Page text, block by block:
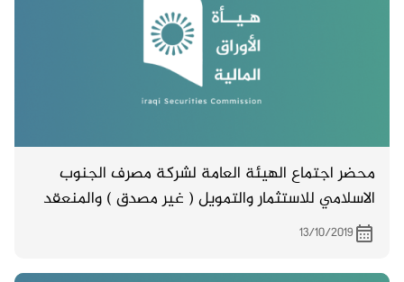
محضر اجتماع الهيئة العامة لشركة مصرف الجنوب
الاسلامي للاستثمار والتمويل ( غير مصدق ) والمنعقد
بتاريخ 1/10/2019 .13/10/2019